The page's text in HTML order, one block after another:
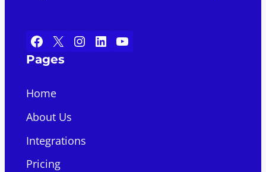
Facebook X Instagram LinkedIn YouTube
Pages
Home
About Us
Integrations
Pricing